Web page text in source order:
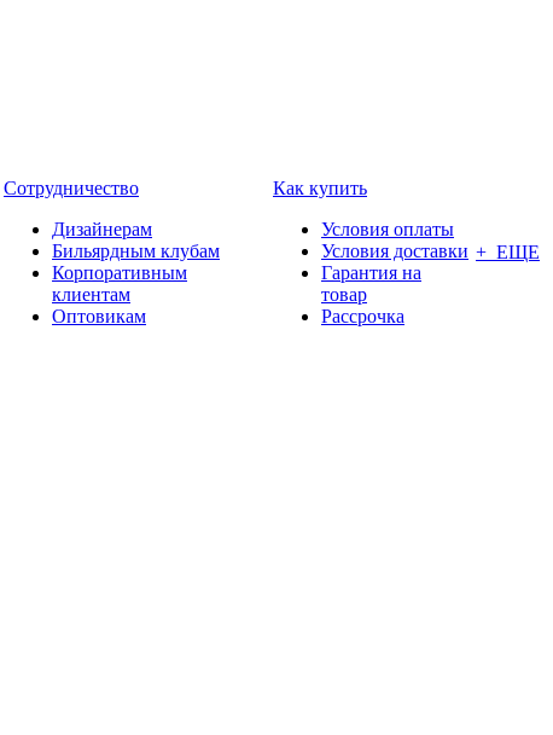
Сотрудничество
Дизайнерам
Бильярдным клубам
Корпоративным
клиентам
Оптовикам
Как купить
Условия оплаты
Условия доставки
Гарантия на
товар
Рассрочка
+ ЕЩЕ